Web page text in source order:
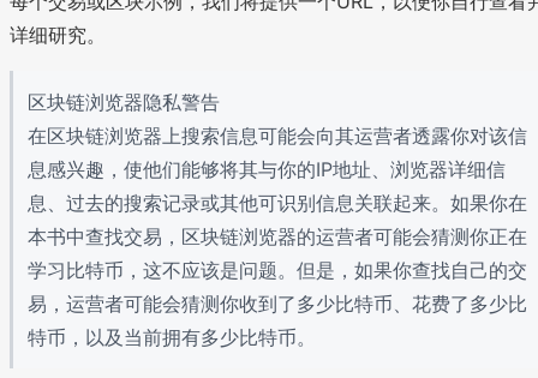
详细研究。
区块链浏览器隐私警告
在区块链浏览器上搜索信息可能会向其运营者透露你对该信
息感兴趣，使他们能够将其与你的IP地址、浏览器详细信
息、过去的搜索记录或其他可识别信息关联起来。如果你在
本书中查找交易，区块链浏览器的运营者可能会猜测你正在
学习比特币，这不应该是问题。但是，如果你查找自己的交
易，运营者可能会猜测你收到了多少比特币、花费了多少比
特币，以及当前拥有多少比特币。